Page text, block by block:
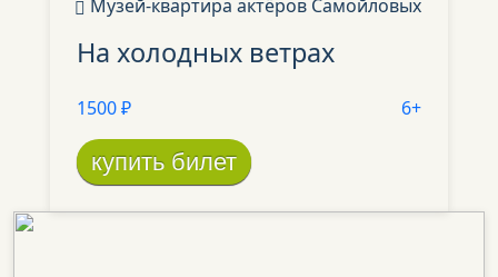
Музей-квартира актёров Самойловых
На холодных ветрах
1500 ₽ 6+
купить билет